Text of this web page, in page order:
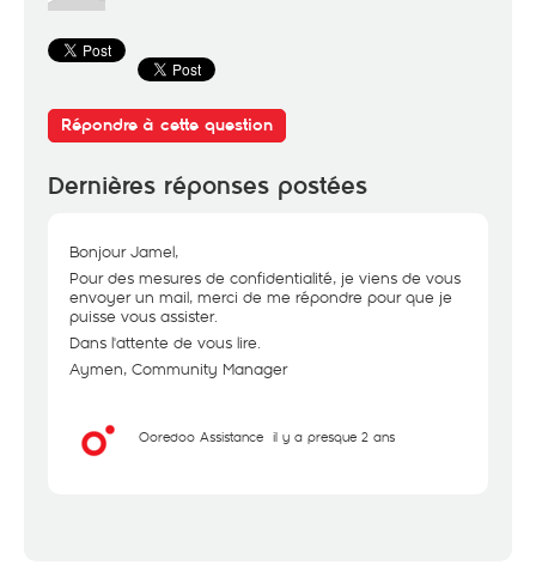
Répondre à cette question
Dernières réponses postées
Bonjour Jamel,
Pour des mesures de confidentialité, je viens de vous
envoyer un mail, merci de me répondre pour que je
puisse vous assister.
Dans l'attente de vous lire.
Aymen, Community Manager
Ooredoo Assistance il y a presque 2 ans